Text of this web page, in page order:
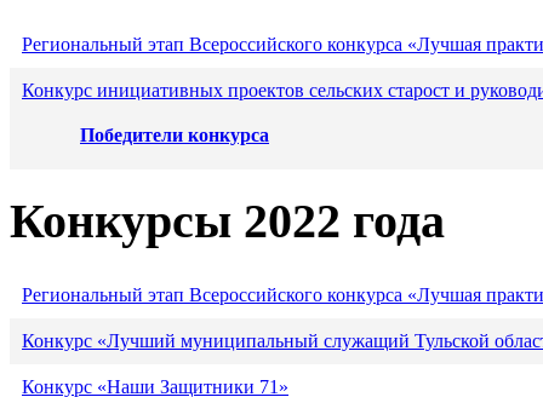
Региональный этап Всероссийского конкурса «Лучшая
Конкурс инициативных проектов сельских старост и
Победители конкурса
Конкурсы 2022 года
Региональный этап Всероссийского конкурса «Лучшая
Конкурс «Лучший муниципальный служащий Тульской
Конкурс «Наши Защитники 71»